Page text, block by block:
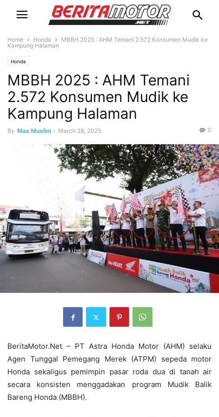
Home Honda
MBBH 2025 : AHM Temani 2.572 Konsumen Mudik ke
Kampung Halaman
Honda
MBBH 2025 : AHM Temani
2.572 Konsumen Mudik ke
Kampung Halaman
By Mas Muslim - March 28, 2025 0
BeritaMotor.Net – PT Astra Honda Motor (AHM) selaku
Agen Tunggal Pemegang Merek (ATPM) sepeda motor
Honda sekaligus pemimpin pasar roda dua di tanah air
secara konsisten menggadakan program Mudik Balik
Bareng Honda (MBBH).